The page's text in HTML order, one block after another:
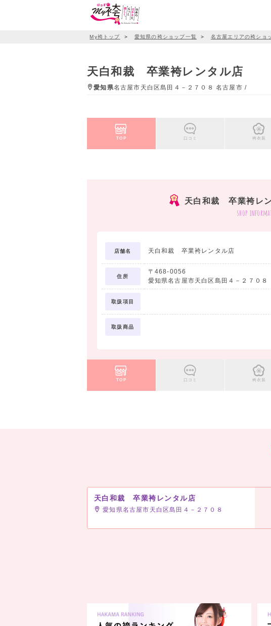
My袴トップ ＞ 愛知県の袴ショップ一覧 ＞ 名古屋エリアの袴ショ
天白和裁 卒業袴レンタル店
愛知県名古屋市天白区島田４－２７０８ 名古屋市 /
TOP 口コミ 袴衣装
天白和裁 卒業袴レ
shop
店舗名 天白和裁 卒業袴レンタル店
住所
〒468-0056
愛知県名古屋市天白区島田４－２７０８
取扱項目
取扱商品
TOP 口コミ 袴衣装
天白和裁 卒業袴レンタル店
愛知県名古屋市天白区島田４－２７０８